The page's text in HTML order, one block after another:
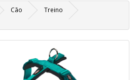
Cão
Treino